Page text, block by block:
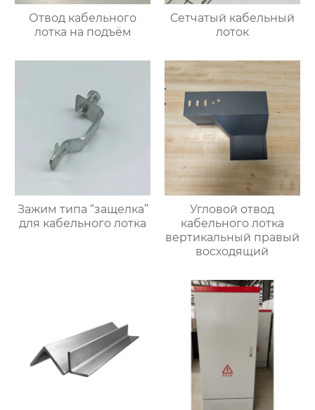
Отвод кабельного
лотка на подъём
Сетчатый кабельный
лоток
Зажим типа “защелка”
для кабельного лотка
Угловой отвод
кабельного лотка
вертикальный правый
восходящий